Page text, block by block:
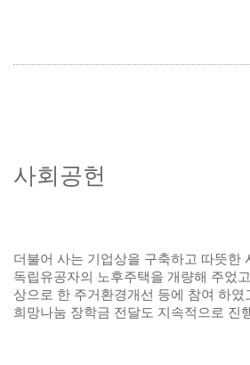
사회공헌
더불어 사는 기업상을 구축하고 따뜻한
독립유공자의 노후주택을 개량해 주었
상으로 한 주거환경개선 등에 참여 하였
희망나눔 장학금 전달도 지속적으로 진